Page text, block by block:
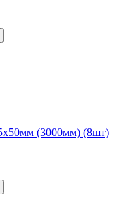
(3000мм) (8шт)